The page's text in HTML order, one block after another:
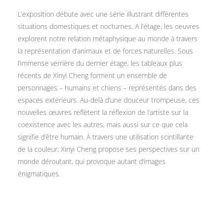
L’exposition débute avec une série illustrant différentes
situations domestiques et nocturnes. A l’étage, les oeuvres
explorent notre relation métaphysique au monde à travers
la représentation d’animaux et de forces naturelles. Sous
l’immense verrière du dernier étage, les tableaux plus
récents de Xinyi Cheng forment un ensemble de
personnages – humains et chiens – représentés dans des
espaces extérieurs. Au-delà d’une douceur trompeuse, ces
nouvelles œuvres reflètent la réflexion de l’artiste sur la
coexistence avec les autres, mais aussi sur ce que cela
signifie d’être humain. À travers une utilisation scintillante
de la couleur, Xinyi Cheng propose ses perspectives sur un
monde déroutant, qui provoque autant d’images
énigmatiques.